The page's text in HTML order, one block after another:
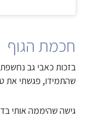
חכמת הגוף
בזכות כאבי גב
שהתמידו, פגשתי את
גישה שהיממה אותי